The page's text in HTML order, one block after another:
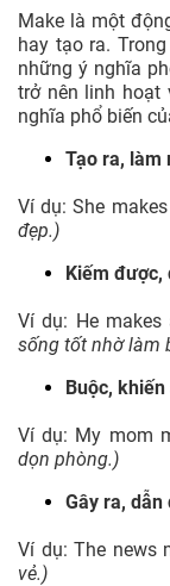
Make là một
hay tạo ra.
những ý nghĩa
trở nên linh hoạt
nghĩa phổ biến
Tạo ra, làm
Ví dụ: She
đẹp.)
Kiếm được,
Ví dụ: He
sống tốt nhờ làm
Buộc,
Ví dụ: My mom
dọn phòng.)
Gây ra, dẫn
Ví dụ: The news
vẻ.)